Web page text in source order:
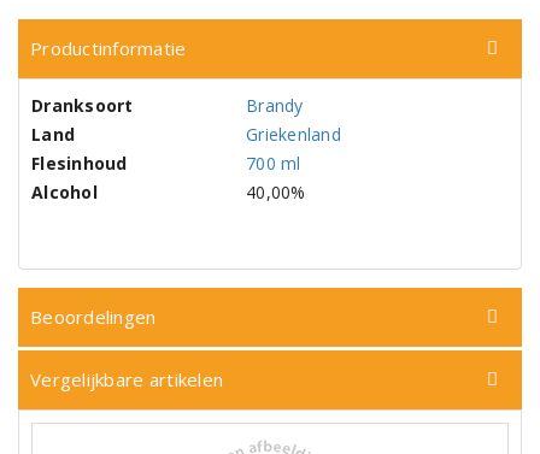
Productinformatie
Dranksoort
Brandy
Land
Griekenland
Flesinhoud
700 ml
Alcohol
40,00%
Beoordelingen
Vergelijkbare artikelen